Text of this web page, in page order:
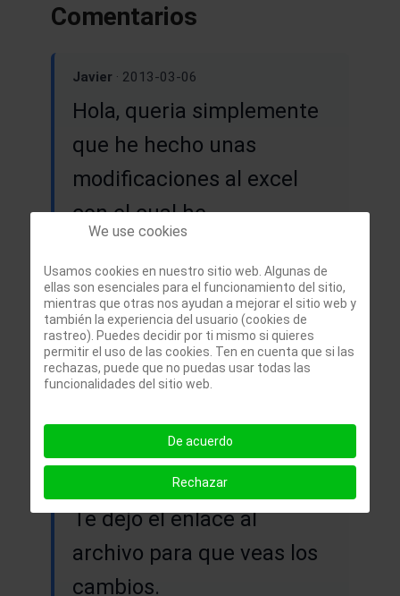
Comentarios
Javier· 2013-03-06
Hola, queria simplemente
que he hecho unas
modificaciones al excel
con el cual he
celdas destinadas al
ahorro. Es decir, el calculo
de lo que vamos
ahorrando mas el saldo de
ejemplo destino X dinero a
otra cuenta para ahorrar.
Te dejo el enlace al
archivo para que veas los
cambios.
We use cookies
Usamos cookies en nuestro sitio web. Algunas de
ellas son esenciales para el funcionamiento del sitio,
mientras que otras nos ayudan a mejorar el sitio web y
también la experiencia del usuario (cookies de
rastreo). Puedes decidir por ti mismo si quieres
permitir el uso de las cookies. Ten en cuenta que si las
rechazas, puede que no puedas usar todas las
funcionalidades del sitio web.
De acuerdo
Rechazar